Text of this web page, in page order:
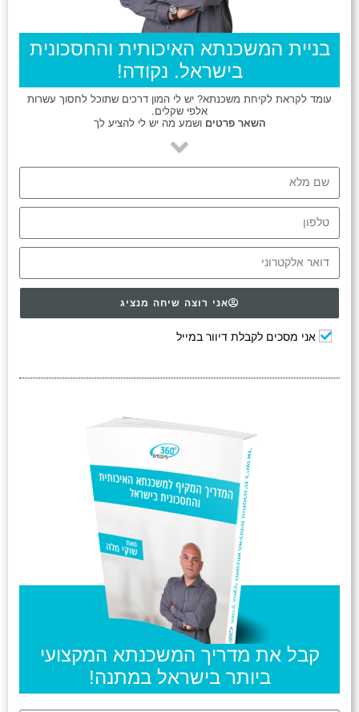
בניית המשכנתא האיכותית והחסכונית
בישראל. נקודה!
עומד לקראת לקיחת משכנתא? יש לי המון דרכים שתוכל לחסוך עשרות
אלפי שקלים.
השאר פרטים ושמע מה יש לי להציע לך
אני מסכים לקבלת דיוור במייל
אני רוצה שיחה מנציג
קבל את מדריך המשכנתא המקצועי
ביותר בישראל במתנה!